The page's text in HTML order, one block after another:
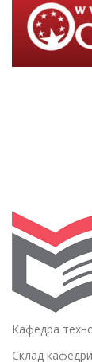
Кафедра
Склад кафедри